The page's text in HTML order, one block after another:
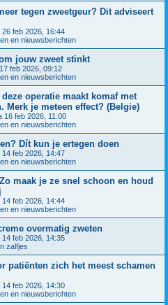
tegen zweetgeur? Dit adviseert
26 feb 2026, 16:44
en nieuwsberichten
jouw zweet stinkt
feb 2026, 09:12
en nieuwsberichten
operatie maakt komaf met
Merk je meteen effect? (Belgie)
16 feb 2026, 11:00
en nieuwsberichten
Dít kun je ertegen doen
14 feb 2026, 14:47
en nieuwsberichten
maak je ze snel schoon en houd
14 feb 2026, 14:44
en nieuwsberichten
overmatig zweten
14 feb 2026, 14:35
zalfjes
patiënten zich het meest schamen
14 feb 2026, 14:30
en nieuwsberichten